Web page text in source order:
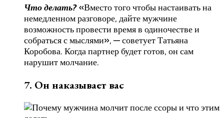
Что делать?«Вместо того чтобы настаивать на
немедленном разговоре, дайте мужчине
возможность провести время в одиночестве и
собраться с мыслями», — советует Татьяна
Коробова. Когда партнер будет готов, он сам
нарушит молчание.
7. Он наказывает вас